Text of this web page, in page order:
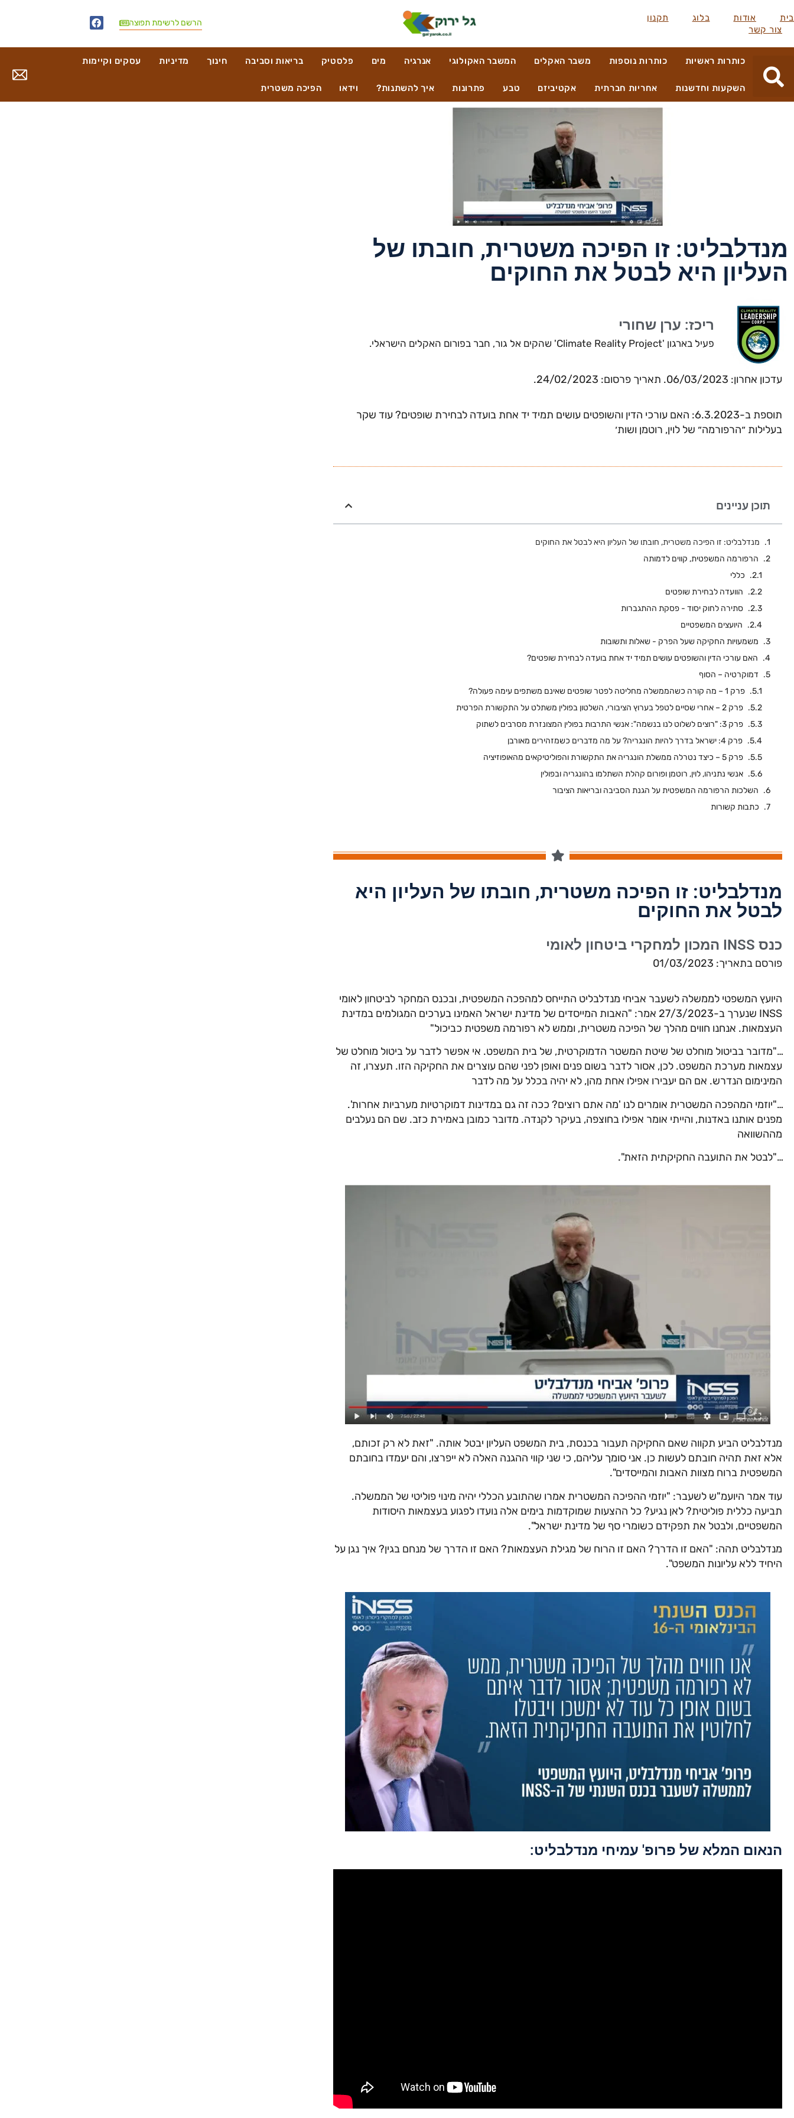
בית אודות בלוג
תקנון
צור קשר
הרשם לרשימת תפוצה
כותרות ראשיות כותרות נוספות משבר האקלים המשבר האקולוגי אנרגיה מים פלסטיק בריאות וסביבה חינוך מדיניות עסקים וקיימות
השקעות וחדשנות אחריות חברתית אקטיביזם טבע פתרונות איך להשתנות? וידאו הפיכה משטרית
מנדלבליט: זו הפיכה משטרית, חובתו של
העליון היא לבטל את החוקים
ריכז: ערן שחורי
פעיל בארגון 'Climate Reality Project' שהקים אל גור, חבר בפורום האקלים הישראלי.
עדכון אחרון: 06/03/2023. תאריך פרסום: 24/02/2023.
תוספת ב-6.3.2023: האם עורכי הדין והשופטים עושים תמיד יד אחת בועדה לבחירת שופטים? עוד שקר
בעלילות ״הרפורמה״ של לוין, רוטמן ושות׳
תוכן עניינים
מנדלבליט: זו הפיכה משטרית, חובתו של העליון היא לבטל את החוקים
הרפורמה המשפטית, קווים לדמותה
כללי
הוועדה לבחירת שופטים
סתירה לחוק יסוד - פסקת ההתגברות
היועצים המשפטיים
משמעויות החקיקה שעל הפרק - שאלות ותשובות
האם עורכי הדין והשופטים עושים תמיד יד אחת בועדה לבחירת שופטים?
דמוקרטיה – הסוף
פרק 1 – מה קורה כשהממשלה מחליטה לפטר שופטים שאינם משתפים עימה פעולה?
פרק 2 – אחרי שסיים לטפל בערוץ הציבורי, השלטון בפולין משתלט על התקשורת הפרטית
פרק 3: "רוצים לשלוט לנו בנשמה": אנשי התרבות בפולין המצונזרת מסרבים לשתוק
פרק 4: ישראל בדרך להיות הונגריה? על מה מדברים כשמזהירים מאורבן
פרק 5 – כיצד נטרלה ממשלת הונגריה את התקשורת והפוליטיקאים מהאופוזיציה
אנשי נתניהו, לוין, רוטמן ופורום קהלת השתלמו בהונגריה ובפולין
השלכות הרפורמה המשפטית על הגנת הסביבה ובריאות הציבור
כתבות קשורות
מנדלבליט: זו הפיכה משטרית, חובתו של העליון היא
לבטל את החוקים
כנס INSS המכון למחקרי ביטחון לאומי
פורסם בתאריך: 01/03/2023
היועץ המשפטי לממשלה לשעבר אביחי מנדלבליט התייחס למהפכה המשפטית, ובכנס המחקר לביטחון לאומי
INSS שנערך ב-27/3/2023 אמר: "האבות המייסדים של מדינת ישראל האמינו בערכים המגולמים במדינת
העצמאות. אנחנו חווים מהלך של הפיכה משטרית, וממש לא רפורמה משפטית כביכול"
…"מדובר בביטול מוחלט של שיטת המשטר הדמוקרטית, של בית המשפט. אי אפשר לדבר על ביטול מוחלט של
עצמאות מערכת המשפט. לכן, אסור לדבר בשום פנים ואופן לפני שהם עוצרים את החקיקה הזו. תעצרו, זה
המינימום הנדרש. אם הם יעבירו אפילו אחת מהן, לא יהיה בכלל על מה לדבר
…"יוזמי המהפכה המשטרית אומרים לנו 'מה אתם רוצים? ככה זה גם במדינות דמוקרטיות מערביות אחרות'.
מפנים אותנו באדנות, והייתי אומר אפילו בחוצפה, בעיקר לקנדה. מדובר כמובן באמירת כזב. שם הם נעלבים
מההשוואה
…"לבטל את התועבה החקיקתית הזאת".
מנדלבליט הביע תקווה שאם החקיקה תעבור בכנסת, בית המשפט העליון יבטל אותה. "זאת לא רק זכותם,
אלא זאת תהיה חובתם לעשות כן. אני סומך עליהם, כי שני קווי ההגנה האלה לא ייפרצו, והם יעמדו בחובתם
המשפטית ברוח מצוות האבות והמייסדים".
עוד אמר היועמ"ש לשעבר: "יוזמי ההפיכה המשטרית אמרו שהתובע הכללי יהיה מינוי פוליטי של הממשלה.
תביעה כללית פוליטית? לאן נגיע? כל ההצעות שמוקדמות בימים אלה נועדו לפגוע בעצמאות היסודות
המשפטיים, ולבטל את תפקידם כשומרי סף של מדינת ישראל".
מנדלבליט תהה: "האם זו הדרך? האם זו הרוח של מגילת העצמאות? האם זו הדרך של מנחם בגין? איך נגן על
היחיד ללא עליונות המשפט".
הנאום המלא של פרופ' עמיחי מנדלבליט: